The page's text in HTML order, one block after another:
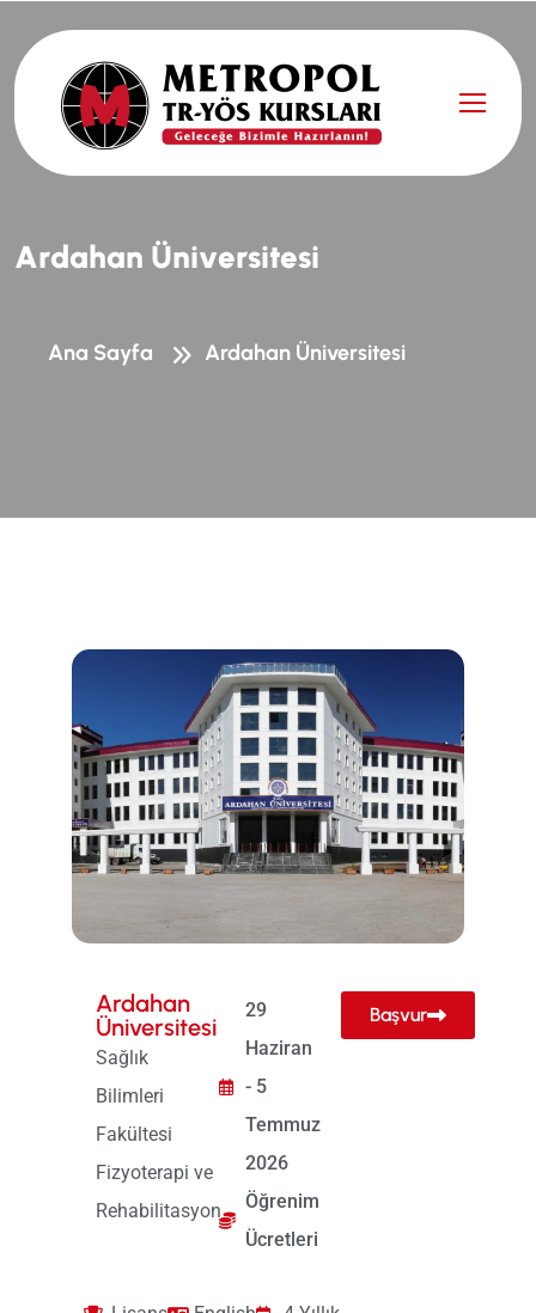
Ardahan Üniversitesi
Ana Sayfa Ardahan Üniversitesi
Ardahan
Üniversitesi
Sağlık
Bilimleri
Fakültesi
Fizyoterapi ve
Rehabilitasyon
29
Haziran
- 5
Temmuz
2026
Öğrenim
Ücretleri
Başvur